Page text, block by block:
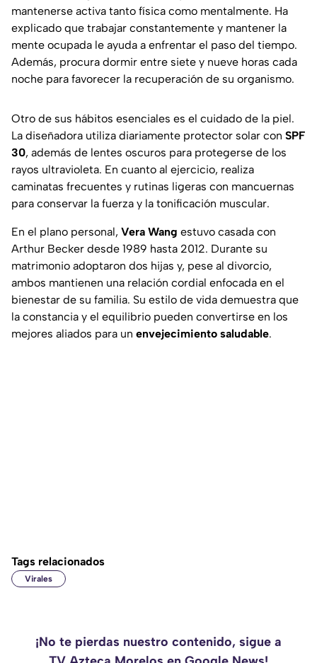
mantenerse activa tanto física como mentalmente. Ha
explicado que trabajar constantemente y mantener la
mente ocupada le ayuda a enfrentar el paso del tiempo.
Además, procura dormir entre siete y nueve horas cada
noche para favorecer la recuperación de su organismo.
Otro de sus hábitos esenciales es el cuidado de la piel.
La diseñadora utiliza diariamente protector solar con SPF
30, además de lentes oscuros para protegerse de los
rayos ultravioleta. En cuanto al ejercicio, realiza
caminatas frecuentes y rutinas ligeras con mancuernas
para conservar la fuerza y la tonificación muscular.
En el plano personal, Vera Wang estuvo casada con
Arthur Becker desde 1989 hasta 2012. Durante su
matrimonio adoptaron dos hijas y, pese al divorcio,
ambos mantienen una relación cordial enfocada en el
bienestar de su familia. Su estilo de vida demuestra que
la constancia y el equilibrio pueden convertirse en los
mejores aliados para un envejecimiento saludable.
Tags relacionados
Virales
¡No te pierdas nuestro contenido, sigue a